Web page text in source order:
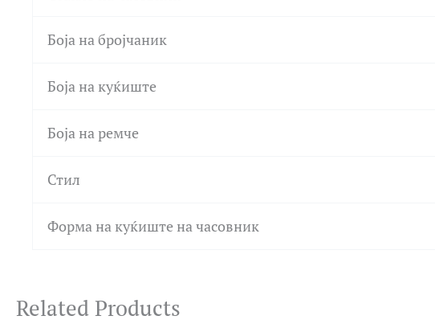
Боја на бројчаник
Боја на куќиште
Боја на ремче
Стил
Форма на куќиште на часовник
Related Products